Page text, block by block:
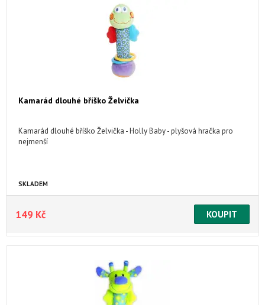
Kamarád dlouhé bříško Želvička
Kamarád dlouhé bříško Želvička - Holly Baby - plyšová hračka pro
nejmenší
SKLADEM
149 Kč